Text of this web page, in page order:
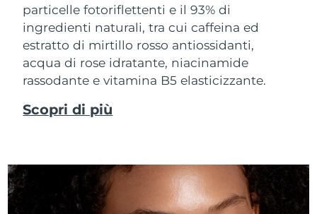
particelle fotoriflettenti e il 93% di
ingredienti naturali, tra cui caffeina ed
estratto di mirtillo rosso antiossidanti,
acqua di rose idratante, niacinamide
rassodante e vitamina B5 elasticizzante.
Scopri di più